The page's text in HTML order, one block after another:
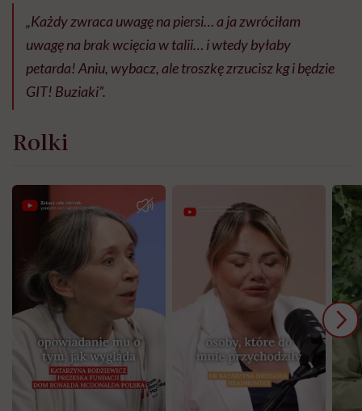
„Każdy zwraca uwagę na piersi… a ja zwróciłam
uwagę na brak wcięcia w talii… i wtedy byłaby
petarda! Aniu, wybacz, ale troszkę zrzucisz kg i będzie
GIT! Buziaki”.
Rolki